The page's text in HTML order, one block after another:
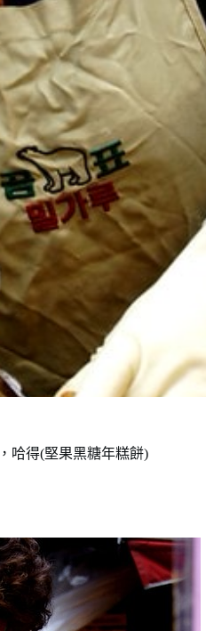
哈得(堅果黑糖年糕餅)